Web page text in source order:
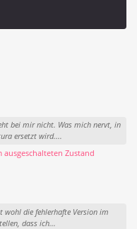
bei mir nicht. Was mich nervt, in
ersetzt wird....
ausgeschalteten Zustand
die fehlerhafte Version im
dass ich...